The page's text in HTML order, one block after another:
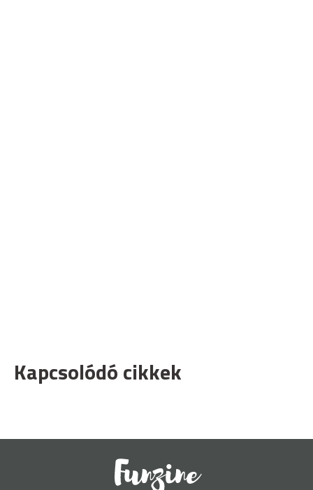
Kapcsolódó cikkek